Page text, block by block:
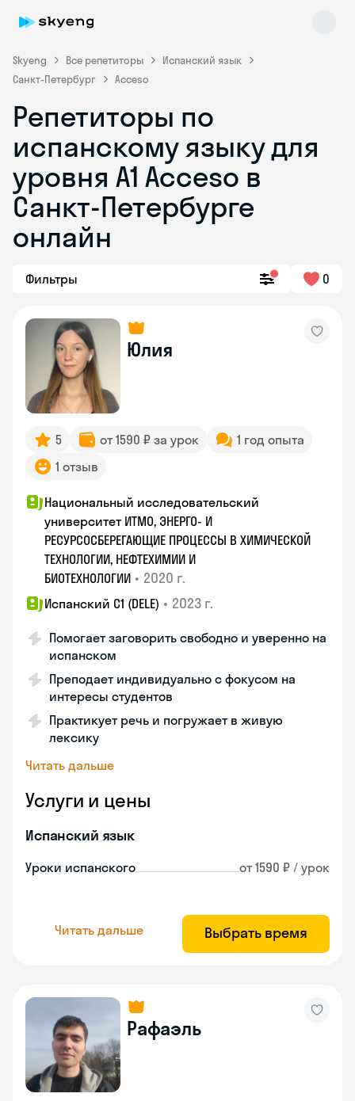
Skyeng Все репетиторы
Испанский язык
Санкт-Петербург
Acceso
Репетиторы по
испанскому языку для
уровня A1 Acceso в
Санкт-Петербурге
онлайн
Фильтры 0
Юлия
5 от 1590 ₽ за урок
1 год опыта
1 отзыв
Национальный исследовательский
университет ИТМО, ЭНЕРГО- И
РЕСУРСОСБЕРЕГАЮЩИЕ ПРОЦЕССЫ В ХИМИЧЕСКОЙ
ТЕХНОЛОГИИ, НЕФТЕХИМИИ И
БИОТЕХНОЛОГИИ • 2020 г.
Испанский С1 (DELE) • 2023 г.
Помогает заговорить свободно и уверенно на
испанском
Преподает индивидуально с фокусом на
интересы студентов
Практикует речь и погружает в живую
лексику
Читать дальше
Услуги и цены
Испанский язык
Уроки испанского от 1590 ₽ / урок
Читать дальше Выбрать время
Рафаэль
Skyeng Chat